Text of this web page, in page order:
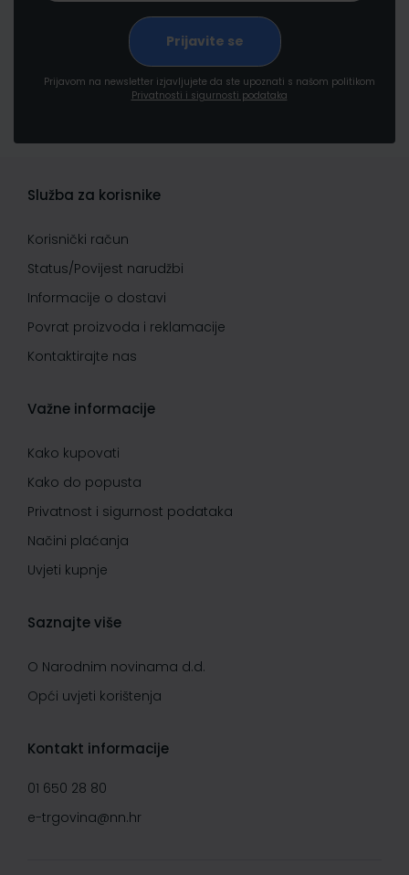
Prijavom na newsletter izjavljujete da ste upoznati s našom politikom
Privatnosti i sigurnosti podataka
Služba za korisnike
Korisnički račun
Status/Povijest narudžbi
Informacije o dostavi
Povrat proizvoda i reklamacije
Kontaktirajte nas
Važne informacije
Kako kupovati
Kako do popusta
Privatnost i sigurnost podataka
Načini plaćanja
Uvjeti kupnje
Saznajte više
O Narodnim novinama d.d.
Opći uvjeti korištenja
Kontakt informacije
01 650 28 80
e-trgovina@nn.hr